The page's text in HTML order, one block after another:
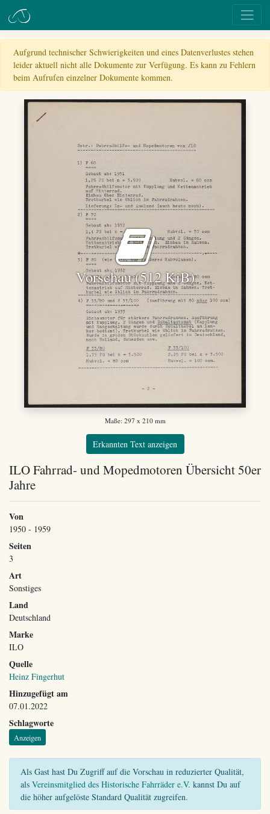
Aufgrund technischer Schwierigkeiten und eines Datenverlustes stehen
leider aktuell nicht alle Dokumente zur Verfügung. Es kann zu Fehlern
beim Aufrufen einzelner Dokumente kommen.
Vorschau (512 KiB)
Maße: 297 x 210 mm
Erkannten Text anzeigen
ILO Fahrrad- und Mopedmotoren Übersicht 50er
Jahre
Von
1950 - 1959
Seiten
3
Art
Sonstiges
Land
Deutschland
Marke
ILO
Quelle
Heinz Fingerhut
Hinzugefügt am
07.01.2022
Schlagworte
Anzeigen
Als Gast hast Du Zugriff auf die Vorschau in reduzierter Qualität,
als Vereinsmitglied des Historische Fahrräder e.V. kannst Du auf
die höher aufgelöste Standard Qualität zugreifen.